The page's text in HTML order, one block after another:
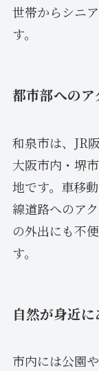
世帯からシニ
す。
都市部への
和泉市は、JR
大阪市内・堺
地です。車移
線道路へのア
の外出にも不
す。
自然が身近
市内には公園